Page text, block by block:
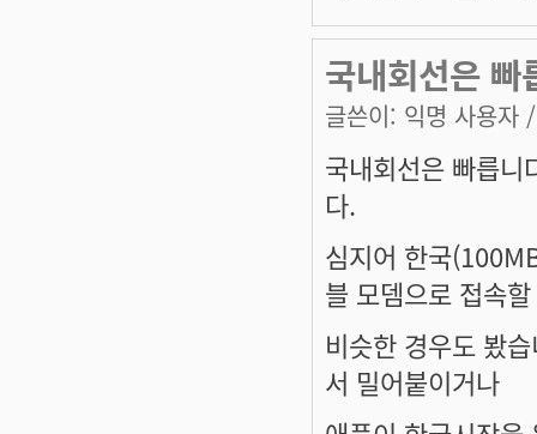
국내회선은
글쓴이: 익명 사용자
국내회선은 빠릅
다.
심지어 한국
블 모뎀으로 접속
비슷한 경우도 봤
서 밀어붙이거나